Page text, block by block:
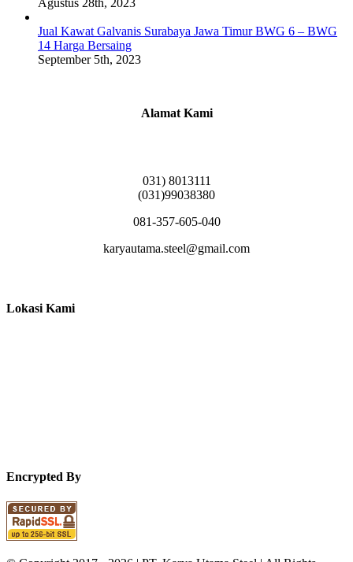
Jual Kawat Galvanis Surabaya Jawa Timur BWG 6 – BWG
14 Harga Bersaing
September 5th, 2023
Alamat Kami
031) 8013111
(031)99038380
081-357-605-040
karyautama.steel@gmail.com
Lokasi Kami
Encrypted By